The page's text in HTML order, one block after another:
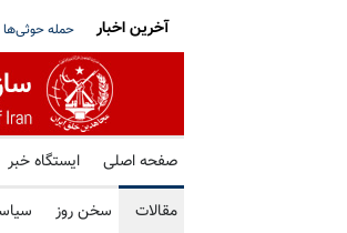
داده‌های آخرین اخبار
صفحه اصلی ایستگاه خبر
مقالات سخن روز